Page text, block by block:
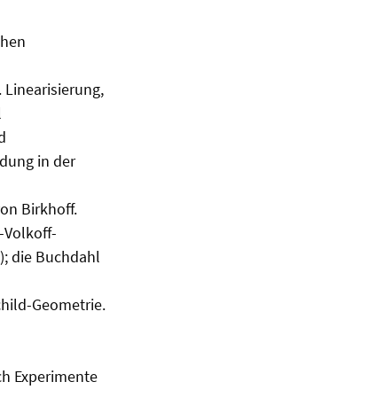
in der
Birkhoff.
Volkoff-
die Buchdahl
Geometrie.
Experimente